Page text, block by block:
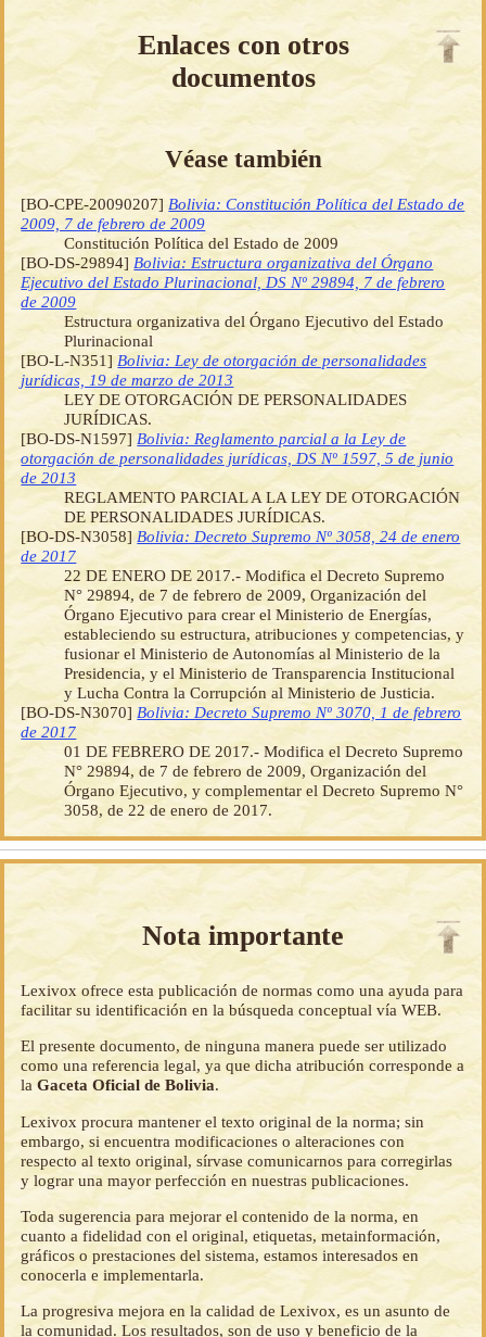
Enlaces con otros
documentos
Véase también
[BO-CPE-20090207] Bolivia: Constitución Política del Estado de
2009, 7 de febrero de 2009
Constitución Política del Estado de 2009
[BO-DS-29894] Bolivia: Estructura organizativa del Órgano
Ejecutivo del Estado Plurinacional, DS Nº 29894, 7 de febrero
de 2009
Estructura organizativa del Órgano Ejecutivo del Estado
Plurinacional
[BO-L-N351] Bolivia: Ley de otorgación de personalidades
jurídicas, 19 de marzo de 2013
LEY DE OTORGACIÓN DE PERSONALIDADES
JURÍDICAS.
[BO-DS-N1597] Bolivia: Reglamento parcial a la Ley de
otorgación de personalidades jurídicas, DS Nº 1597, 5 de junio
de 2013
REGLAMENTO PARCIAL A LA LEY DE OTORGACIÓN
DE PERSONALIDADES JURÍDICAS.
[BO-DS-N3058] Bolivia: Decreto Supremo Nº 3058, 24 de enero
de 2017
22 DE ENERO DE 2017.- Modifica el Decreto Supremo
N° 29894, de 7 de febrero de 2009, Organización del
Órgano Ejecutivo para crear el Ministerio de Energías,
estableciendo su estructura, atribuciones y competencias, y
fusionar el Ministerio de Autonomías al Ministerio de la
Presidencia, y el Ministerio de Transparencia Institucional
y Lucha Contra la Corrupción al Ministerio de Justicia.
[BO-DS-N3070] Bolivia: Decreto Supremo Nº 3070, 1 de febrero
de 2017
01 DE FEBRERO DE 2017.- Modifica el Decreto Supremo
N° 29894, de 7 de febrero de 2009, Organización del
Órgano Ejecutivo, y complementar el Decreto Supremo N°
3058, de 22 de enero de 2017.
Nota importante
Lexivox ofrece esta publicación de normas como una ayuda para
facilitar su identificación en la búsqueda conceptual vía WEB.
El presente documento, de ninguna manera puede ser utilizado
como una referencia legal, ya que dicha atribución corresponde a
laGaceta Oficial de Bolivia.
Lexivox procura mantener el texto original de la norma; sin
embargo, si encuentra modificaciones o alteraciones con
respecto al texto original, sírvase comunicarnos para corregirlas
y lograr una mayor perfección en nuestras publicaciones.
Toda sugerencia para mejorar el contenido de la norma, en
cuanto a fidelidad con el original, etiquetas, metainformación,
gráficos o prestaciones del sistema, estamos interesados en
conocerla e implementarla.
La progresiva mejora en la calidad de Lexivox, es un asunto de
la comunidad. Los resultados, son de uso y beneficio de la